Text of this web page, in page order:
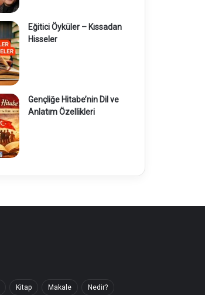
Eğitici Öyküler – Kıssadan
Hisseler
Gençliğe Hitabe’nin Dil ve
Anlatım Özellikleri
Kitap Makale Nedir?